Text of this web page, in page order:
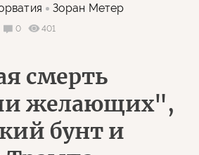
Зоран Метер
0
401
смерть
желающих",
бунт и